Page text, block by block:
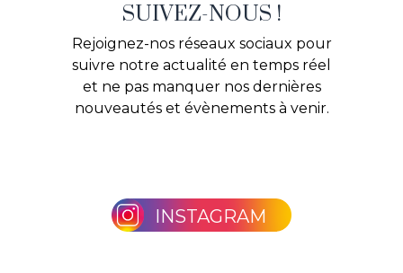
SUIVEZ-NOUS !
Rejoignez-nos réseaux sociaux pour
suivre notre actualité en temps réel
et ne pas manquer nos dernières
nouveautés et évènements à venir.
INSTAGRAM